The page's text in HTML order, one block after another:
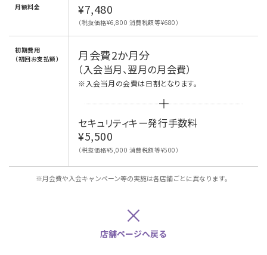
月額料金 ¥7,480
（税抜価格¥6,800 消費税額等¥680）
初期費用
（初回お支払額）
月会費2か月分
（入会当月、翌月の月会費）
※入会当月の会費は日割となります。
セキュリティキー発行手数料
¥5,500
（税抜価格¥5,000 消費税額等¥500）
※月会費や入会キャンペーン等の実施は各店舗ごとに異なります。
×
店舗ページへ戻る